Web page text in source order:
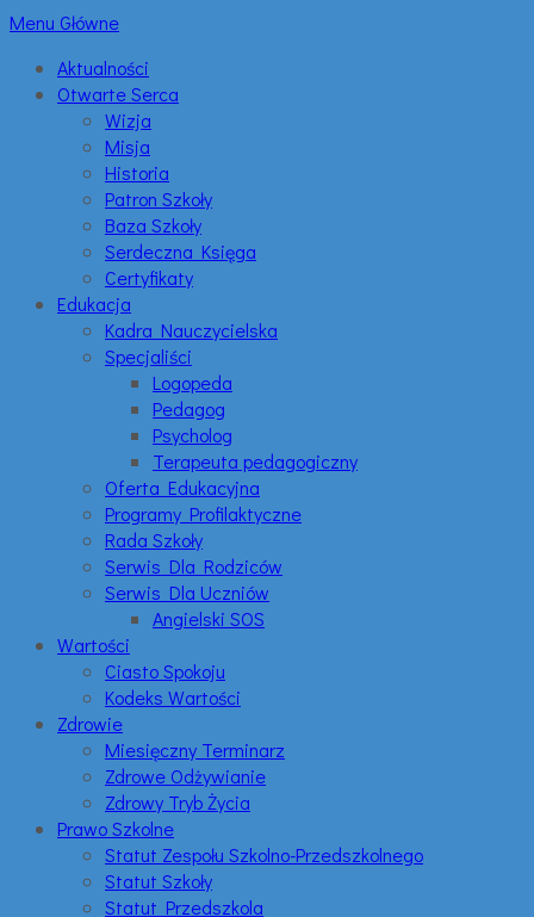
Menu Główne
Aktualności
Otwarte Serca
Wizja
Misja
Historia
Patron Szkoły
Baza Szkoły
Serdeczna Księga
Certyfikaty
Edukacja
Kadra Nauczycielska
Specjaliści
Logopeda
Pedagog
Psycholog
Terapeuta pedagogiczny
Oferta Edukacyjna
Programy Profilaktyczne
Rada Szkoły
Serwis Dla Rodziców
Serwis Dla Uczniów
Angielski SOS
Wartości
Ciasto Spokoju
Kodeks Wartości
Zdrowie
Miesięczny Terminarz
Zdrowe Odżywianie
Zdrowy Tryb Życia
Prawo Szkolne
Statut Zespołu Szkolno-Przedszkolnego
Statut Szkoły
Statut Przedszkola